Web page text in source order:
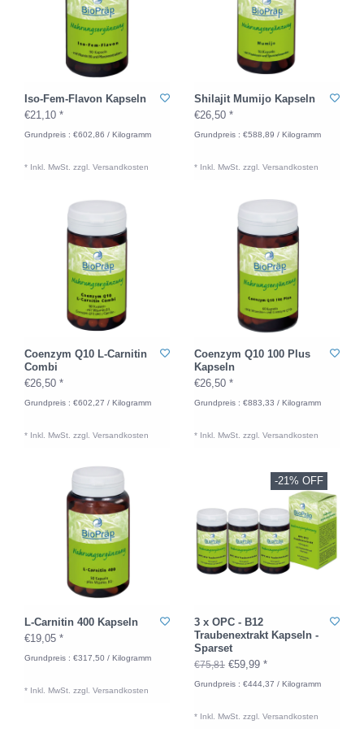
Iso-Fem-Flavon Kapseln
€21,10 *
Grundpreis : €602,86 / Kilogramm
* Inkl. MwSt. zzgl. Versandkosten
Shilajit Mumijo Kapseln
€26,50 *
Grundpreis : €588,89 / Kilogramm
* Inkl. MwSt. zzgl. Versandkosten
Coenzym Q10 L-Carnitin
Combi
€26,50 *
Grundpreis : €602,27 / Kilogramm
* Inkl. MwSt. zzgl. Versandkosten
Coenzym Q10 100 Plus
Kapseln
€26,50 *
Grundpreis : €883,33 / Kilogramm
* Inkl. MwSt. zzgl. Versandkosten
L-Carnitin 400 Kapseln
€19,05 *
Grundpreis : €317,50 / Kilogramm
* Inkl. MwSt. zzgl. Versandkosten
-21% OFF
3 x OPC - B12
Traubenextrakt Kapseln -
Sparset
€75,81 €59,99 *
Grundpreis : €444,37 / Kilogramm
* Inkl. MwSt. zzgl. Versandkosten